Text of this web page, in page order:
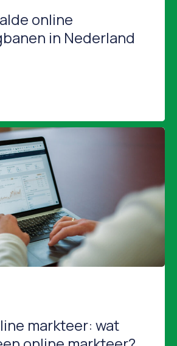
online
in Nederland
markteer: wat